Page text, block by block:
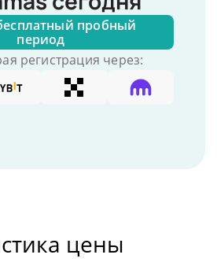
пробный
период
регистрация через:
цены